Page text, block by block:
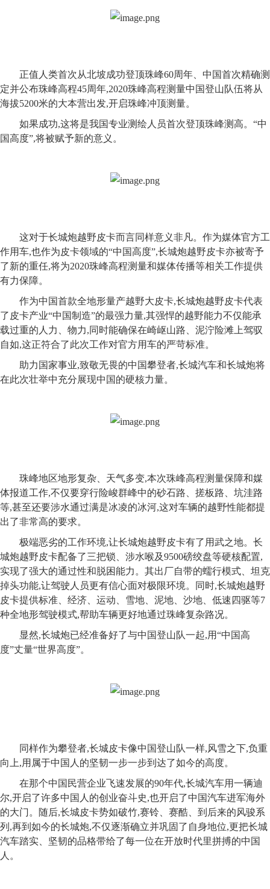
正值人类首次从北坡成功登顶珠峰60周年、中国首次精确测
定并公布珠峰高程45周年,2020珠峰高程测量中国登山队伍将从
海拔5200米的大本营出发,开启珠峰冲顶测量。
如果成功,这将是我国专业测绘人员首次登顶珠峰测高。“中
国高度”,将被赋予新的意义。
这对于长城炮越野皮卡而言同样意义非凡。作为媒体官方工
作用车,也作为皮卡领域的“中国高度”,长城炮越野皮卡亦被寄予
了新的重任,将为2020珠峰高程测量和媒体传播等相关工作提供
有力保障。
作为中国首款全地形量产越野大皮卡,长城炮越野皮卡代表
了皮卡产业“中国制造”的最强力量,其强悍的越野能力不仅能承
载过重的人力、物力,同时能确保在崎岖山路、泥泞险滩上驾驭
自如,这正符合了此次工作对官方用车的严苛标准。
助力国家事业,致敬无畏的中国攀登者,长城汽车和长城炮将
在此次壮举中充分展现中国的硬核力量。
珠峰地区地形复杂、天气多变,本次珠峰高程测量保障和媒
体报道工作,不仅要穿行险峻群峰中的砂石路、搓板路、坑洼路
等,甚至还要涉水通过满是冰凌的冰河,这对车辆的越野性能都提
出了非常高的要求。
极端恶劣的工作环境,让长城炮越野皮卡有了用武之地。长
城炮越野皮卡配备了三把锁、涉水喉及9500磅绞盘等硬核配置,
实现了强大的通过性和脱困能力。其出厂自带的蠕行模式、坦克
掉头功能,让驾驶人员更有信心面对极限环境。同时,长城炮越野
皮卡提供标准、经济、运动、雪地、泥地、沙地、低速四驱等7
种全地形驾驶模式,帮助车辆更好地通过珠峰复杂路况。
显然,长城炮已经准备好了与中国登山队一起,用“中国高
度”丈量“世界高度”。
同样作为攀登者,长城皮卡像中国登山队一样,风雪之下,负重
向上,用属于中国人的坚韧一步一步到达了如今的高度。
在那个中国民营企业飞速发展的90年代,长城汽车用一辆迪
尔,开启了许多中国人的创业奋斗史,也开启了中国汽车进军海外
的大门。随后,长城皮卡势如破竹,赛铃、赛酷、到后来的风骏系
列,再到如今的长城炮,不仅逐渐确立并巩固了自身地位,更把长城
汽车踏实、坚韧的品格带给了每一位在开放时代里拼搏的中国
人。